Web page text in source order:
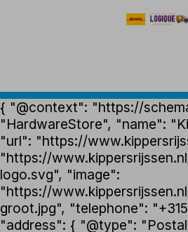
{ "@context": "https://
"HardwareStore", "name":
"url": "https://
"https://
logo.svg", "image":
"https://
groot.jpg", "telephone":
"address": { "@type":